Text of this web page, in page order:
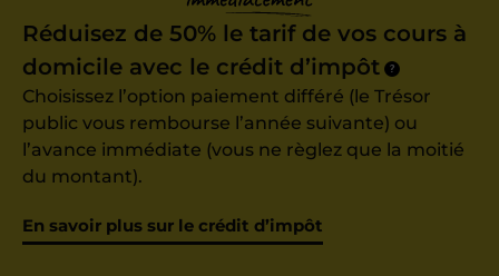
Réduisez de 50% le tarif de vos cours à
domicile avec le crédit d’impôt
?
Choisissez l’option paiement différé (le Trésor
public vous rembourse l’année suivante) ou
l’avance immédiate (vous ne règlez que la moitié
du montant).
En savoir plus sur le crédit d’impôt